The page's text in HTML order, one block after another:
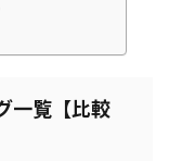
一覧【比較